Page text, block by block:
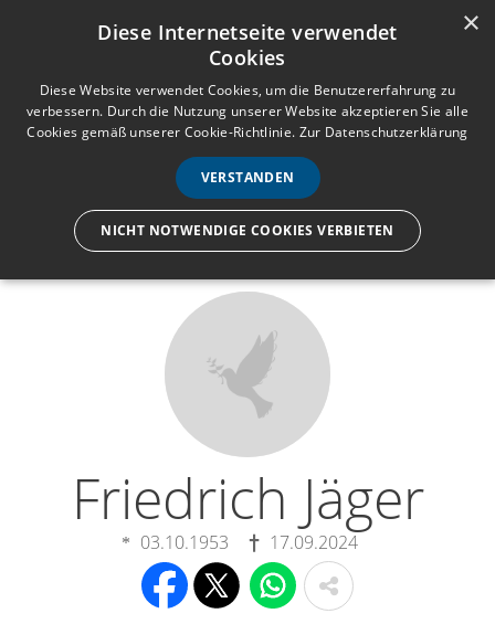
Anmelden Registrieren
e
n
ü
Wir lassen nur die Hand los,
Friedrich Jäger
03.10.1953 17.09.2024
×
Diese Internetseite verwendet
Cookies
Diese Website verwendet Cookies, um die Benutzererfahrung zu
verbessern. Durch die Nutzung unserer Website akzeptieren Sie alle
Cookies gemäß unserer Cookie-Richtlinie. Zur Datenschutzerklärung
VERSTANDEN
NICHT NOTWENDIGE COOKIES VERBIETEN